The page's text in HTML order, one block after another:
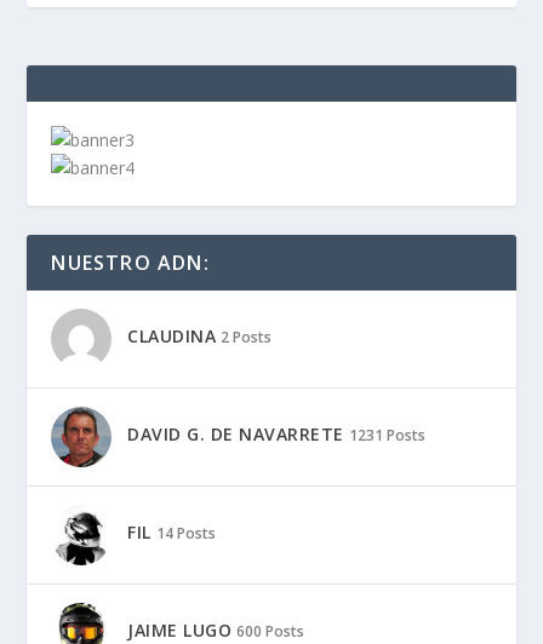
NUESTRO ADN:
CLAUDINA 2 Posts
DAVID G. DE NAVARRETE 1231 Posts
FIL 14 Posts
JAIME LUGO 600 Posts